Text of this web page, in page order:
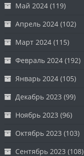
Май 2024 (119)
Апрель 2024 (102)
Март 2024 (115)
Февраль 2024 (192)
Январь 2024 (105)
Декабрь 2023 (99)
Ноябрь 2023 (96)
Октябрь 2023 (103)
Сентябрь 2023 (108)